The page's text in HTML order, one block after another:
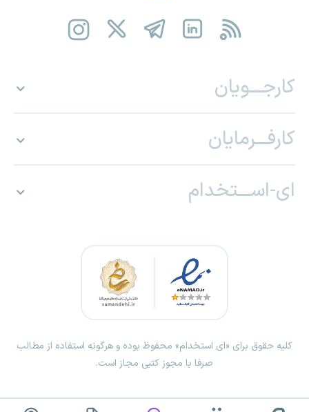
کارجـــویان
کارفـــرمایان
ای-اســـتخدام
کلیه حقوق برای «ای استخدام» محفوظ بوده و هرگونه استفاده از مطالب
صرفا با مجوز کتبی مجاز است.